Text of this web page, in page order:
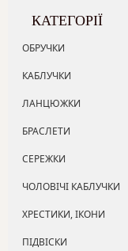
КАТЕГОРІЇ
ОБРУЧКИ
КАБЛУЧКИ
ЛАНЦЮЖКИ
БРАСЛЕТИ
СЕРЕЖКИ
ЧОЛОВІЧІ КАБЛУЧКИ
ХРЕСТИКИ, ІКОНИ
ПІДВІСКИ